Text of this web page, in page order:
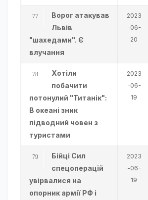
Ворог атакував
Львів
"шахедами". Є
влучання
2023
-06-
20
Хотіли
побачити
потонулий "Титанік":
В океані зник
підводний човен з
туристами
2023
-06-
19
Бійці Сил
спецоперацій
увірвалися на
опорник армії РФ і
2023
-06-
19